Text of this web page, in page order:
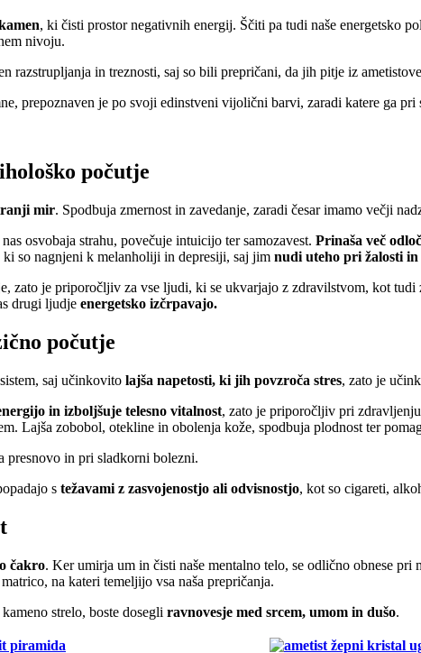
, ki čisti prostor negativnih energij. Ščiti pa tudi naše energetsko
nivoju.
razstrupljanja in treznosti, saj so bili prepričani, da jih pitje iz
prepoznaven je po svoji edinstveni vijolični barvi, zaradi katere ga
počutje
mir. Spodbuja zmernost in zavedanje, zaradi česar imamo večji
osvobaja strahu, povečuje intuicijo ter samozavest. Prinaša več
so nagnjeni k melanholiji in depresiji, saj jim nudi uteho pri žalosti in
zato je priporočljiv za vse ljudi, ki se ukvarjajo z zdravilstvom, kot
drugi ljudje energetsko izčrpavajo.
počutje
saj učinkovito lajša napetosti, ki jih povzroča stres, zato je
in izboljšuje telesno vitalnost, zato je priporočljiv pri
Lajša zobobol, otekline in obolenja kože, spodbuja plodnost ter
presnovo in pri sladkorni bolezni.
s težavami z zasvojenostjo ali odvisnostjo, kot so cigareti,
čakro. Ker umirja um in čisti naše mentalno telo, se odlično obnese
na kateri temeljijo vsa naša prepričanja.
strelo, boste dosegli ravnovesje med srcem, umom in dušo.